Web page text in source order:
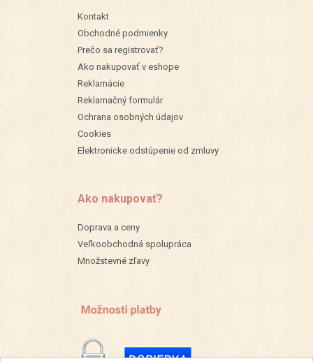
Kontakt
Obchodné podmienky
Prečo sa registrovať?
Ako nakupovať v eshope
Reklamácie
Reklamačný formulár
Ochrana osobných údajov
Cookies
Elektronicke odstúpenie od zmluvy
Ako nakupovať?
Doprava a ceny
Veľkoobchodná spolupráca
Množstevné zľavy